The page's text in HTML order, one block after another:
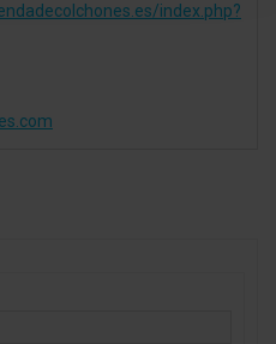
index.php?